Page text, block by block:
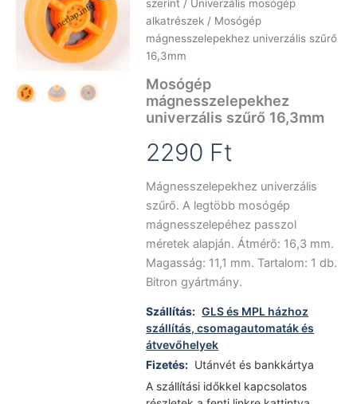
szerint / Univerzális mosógép
alkatrészek / Mosógép
mágnesszelepekhez univerzális szűrő
16,3mm
Mosógép
mágnesszelepekhez
univerzális szűrő 16,3mm
2290 Ft
Mágnesszelepekhez univerzális
szűrő. A legtöbb mosógép
mágnesszelepéhez passzol
méretek alapján. Átmérő: 16,3 mm.
Magasság: 11,1 mm. Tartalom: 1 db.
Bitron gyártmány.
Szállítás: GLS és MPL házhoz
szállítás, csomagautomaták és
átvevőhelyek
Fizetés: Utánvét és bankkártya
A szállítási időkkel kapcsolatos